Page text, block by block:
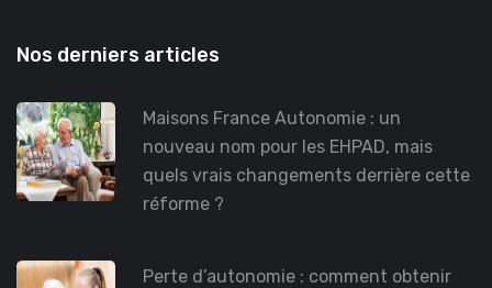
Nos derniers articles
Maisons France Autonomie : un
nouveau nom pour les EHPAD, mais
quels vrais changements derrière cette
réforme ?
Perte d’autonomie : comment obtenir